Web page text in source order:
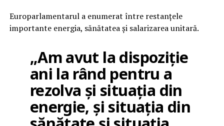
Europarlamentarul a enumerat între restanțele
importante energia, sănătatea și salarizarea unitară.
„Am avut la dispoziție
ani la rând pentru a
rezolva și situația din
energie, și situația din